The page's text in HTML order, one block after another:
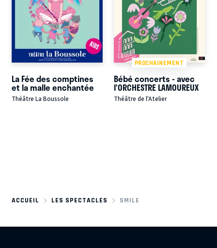
La Fée des comptines
et la malle enchantée
Théâtre La Boussole
PROCHAINEMENT
Bébé concerts - avec
l’ORCHESTRE LAMOUREUX
Théâtre de l'Atelier
ACCUEIL LES SPECTACLES SMILE